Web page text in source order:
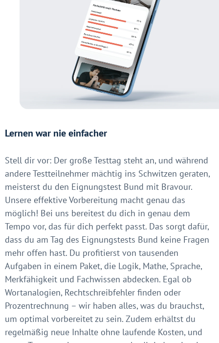
Lernen war nie einfacher
Stell dir vor: Der große Testtag steht an, und während
andere Testteilnehmer mächtig ins Schwitzen geraten,
meisterst du den Eignungstest Bund mit Bravour.
Unsere effektive Vorbereitung macht genau das
möglich! Bei uns bereitest du dich in genau dem
Tempo vor, das für dich perfekt passt. Das sorgt dafür,
dass du am Tag des Eignungstests Bund keine Fragen
mehr offen hast. Du profitierst von tausenden
Aufgaben in einem Paket, die Logik, Mathe, Sprache,
Merkfähigkeit und Fachwissen abdecken. Egal ob
Wortanalogien, Rechtschreibfehler finden oder
Prozentrechnung – wir haben alles, was du brauchst,
um optimal vorbereitet zu sein. Zudem erhältst du
regelmäßig neue Inhalte ohne laufende Kosten, und